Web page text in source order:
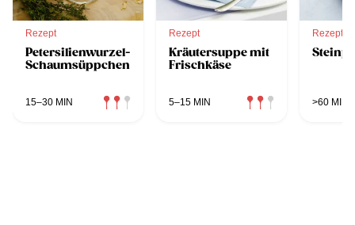
Rezept
Petersilienwurzel-
Schaumsüppchen
15–30 MIN
Rezept
Kräutersuppe mit
Frischkäse
5–15 MIN
Rezept
>60 MIN